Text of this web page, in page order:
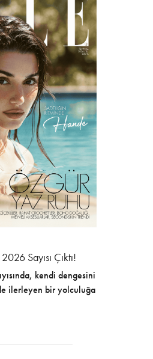
Sayısı Çıktı!
kendi dengesini
ilerleyen bir yolculuğa